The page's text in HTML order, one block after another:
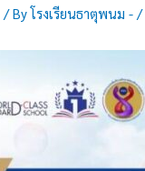
/ Byโรงเรียนธาตุพนม - /